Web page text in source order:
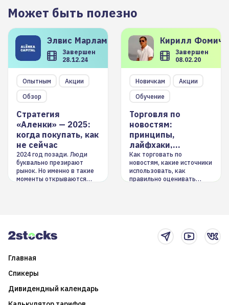
Может быть полезно
Элвис Марламов
Завершен
28.12.24
Опытным
Акции
Обзор
Стратегия
«Аленки» — 2025:
когда покупать, как
не сейчас
2024 год позади. Люди
буквально презирают
рынок. Но именно в такие
моменты открываются
Кирилл
Завершен
08.02.20
Новичкам
Акции
Обучение
Торговля по
новостям:
принципы,
лайфхаки,
инструменты
Как торговать по
новостям, какие источники
использовать, как
правильно оценивать
Главная
Спикеры
Дивидендный календарь